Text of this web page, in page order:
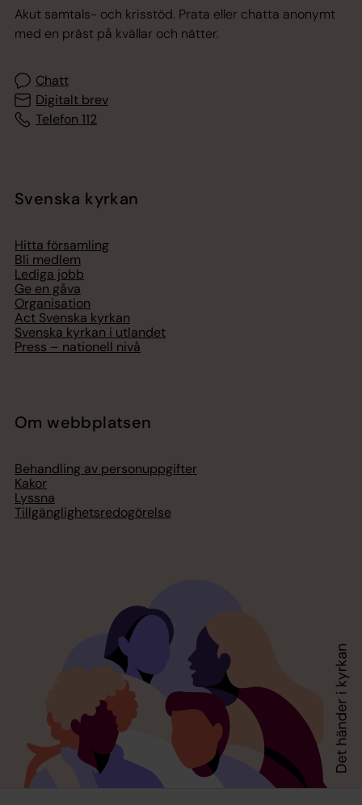
Akut samtals- och krisstöd. Prata eller chatta anonymt
med en präst på kvällar och nätter.
Chatt
Digitalt brev
Telefon 112
Svenska kyrkan
Hitta församling
Bli medlem
Lediga jobb
Ge en gåva
Organisation
Act Svenska kyrkan
Svenska kyrkan i utlandet
Press – nationell nivå
Om webbplatsen
Behandling av personuppgifter
Kakor
Lyssna
Tillgänglighetsredogörelse